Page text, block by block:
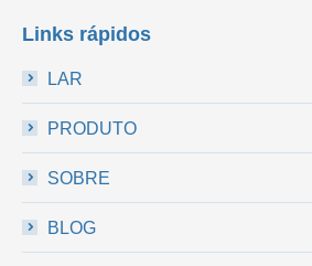
Links rápidos
LAR
PRODUTO
SOBRE
BLOG